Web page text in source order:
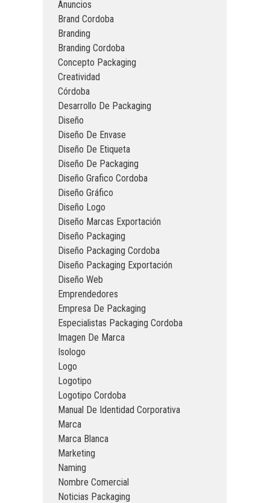
Anuncios
Brand Cordoba
Branding
Branding Cordoba
Concepto Packaging
Creatividad
Córdoba
Desarrollo De Packaging
Diseño
Diseño De Envase
Diseño De Etiqueta
Diseño De Packaging
Diseño Grafico Cordoba
Diseño Gráfico
Diseño Logo
Diseño Marcas Exportación
Diseño Packaging
Diseño Packaging Cordoba
Diseño Packaging Exportación
Diseño Web
Emprendedores
Empresa De Packaging
Especialistas Packaging Cordoba
Imagen De Marca
Isologo
Logo
Logotipo
Logotipo Cordoba
Manual De Identidad Corporativa
Marca
Marca Blanca
Marketing
Naming
Nombre Comercial
Noticias Packaging